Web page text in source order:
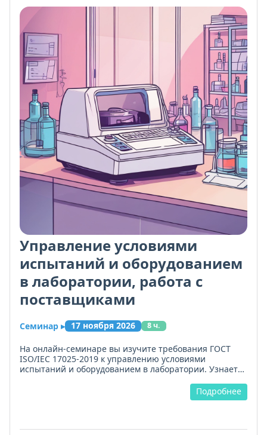
Управление условиями
испытаний и оборудованием
в лаборатории, работа с
поставщиками
Семинар ▸ 17 ноября 2026 8 ч.
На онлайн-семинаре вы изучите требования ГОСТ
ISO/IEC 17025-2019 к управлению условиями
испытаний и оборудованием в лаборатории. Узнаете,
периодическую верификацию средств измерений,
организовывать поверку и калибровку с учётом
Разберём, как аттестовать измерительное
Подробнее